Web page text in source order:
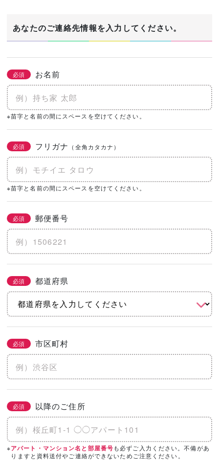
あなたのご連絡先情報を入力してください。
必須 お名前
※苗字と名前の間にスペースを空けてください。
必須 フリガナ （全角カタカナ）
※苗字と名前の間にスペースを空けてください。
必須 郵便番号
必須 都道府県
必須 市区町村
必須 以降のご住所
※アパート・マンション名と部屋番号も必ずご入力ください。不備があ
りますと資料送付やご連絡ができないためご注意ください。